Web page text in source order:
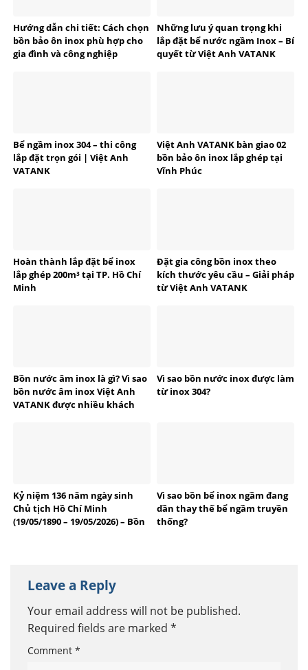
Hướng dẫn chi tiết: Cách chọn
bồn bảo ôn inox phù hợp cho
gia đình và công nghiệp
Những lưu ý quan trọng khi
lắp đặt bể nước ngầm Inox – Bí
quyết từ Việt Anh VATANK
Bể ngầm inox 304 – thi công
lắp đặt trọn gói | Việt Anh
VATANK
Việt Anh VATANK bàn giao 02
bồn bảo ôn inox lắp ghép tại
Vĩnh Phúc
Hoàn thành lắp đặt bể inox
lắp ghép 200m³ tại TP. Hồ Chí
Minh
Đặt gia công bồn inox theo
kích thước yêu cầu – Giải pháp
từ Việt Anh VATANK
Bồn nước âm inox là gì? Vì sao
bồn nước âm inox Việt Anh
VATANK được nhiều khách
Vì sao bồn nước inox được làm
từ inox 304?
Kỷ niệm 136 năm ngày sinh
Chủ tịch Hồ Chí Minh
(19/05/1890 – 19/05/2026) – Bồn
Vì sao bồn bể inox ngầm đang
dần thay thế bể ngầm truyền
thống?
Leave a Reply
Your email address will not be published.
Required fields are marked *
Comment *